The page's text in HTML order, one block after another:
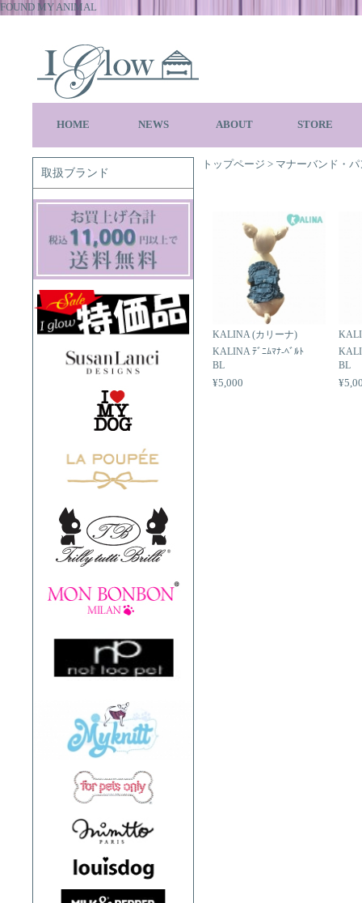
FOUND MY ANIMAL
HOME NEWS ABOUT STORE
取扱ブランド
トップページ > マナーバンド・パ
KALINA (カリーナ)
KALINA ﾃﾞﾆﾑﾏﾅ-ﾍﾞﾙﾄ
BL
¥5,000
BL